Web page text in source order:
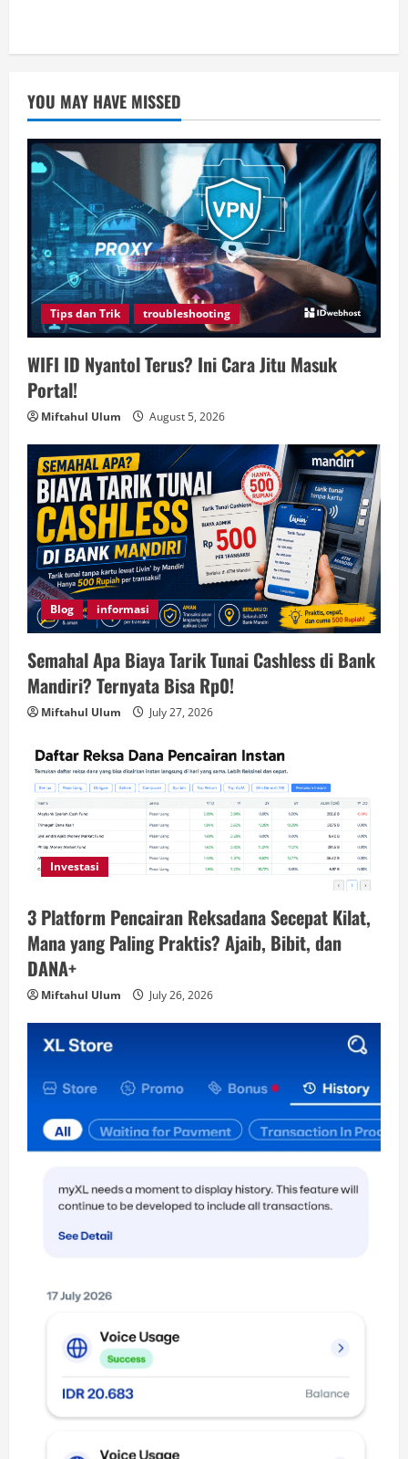
YOU MAY HAVE MISSED
Tips dan Trik troubleshooting
WIFI ID Nyantol Terus? Ini Cara Jitu Masuk
Portal!
Miftahul Ulum August 5, 2026
Blog informasi
Semahal Apa Biaya Tarik Tunai Cashless di Bank
Mandiri? Ternyata Bisa Rp0!
Miftahul Ulum July 27, 2026
Investasi
3 Platform Pencairan Reksadana Secepat Kilat,
Mana yang Paling Praktis? Ajaib, Bibit, dan
DANA+
Miftahul Ulum July 26, 2026